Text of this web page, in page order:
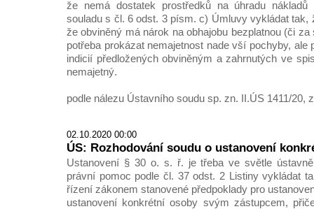
že nemá dostatek prostředků na úhradu
souladu s čl. 6 odst. 3 písm. c) Úmluvy vykládat tak,
že obviněný má nárok na obhajobu bezplatnou (či
potřeba prokázat nemajetnost nade vší pochyby, ale
indicií předložených obviněným a zahrnutých ve
nemajetný.
podle nálezu Ústavního soudu sp. zn. II.ÚS 1411/20,
02.10.2020 00:00
ÚS: Rozhodování soudu o ustanovení
Ustanovení § 30 o. s. ř. je třeba ve světle
právní pomoc podle čl. 37 odst. 2 Listiny vykládat
řízení zákonem stanovené předpoklady pro
ustanovení konkrétní osoby svým zástupcem,